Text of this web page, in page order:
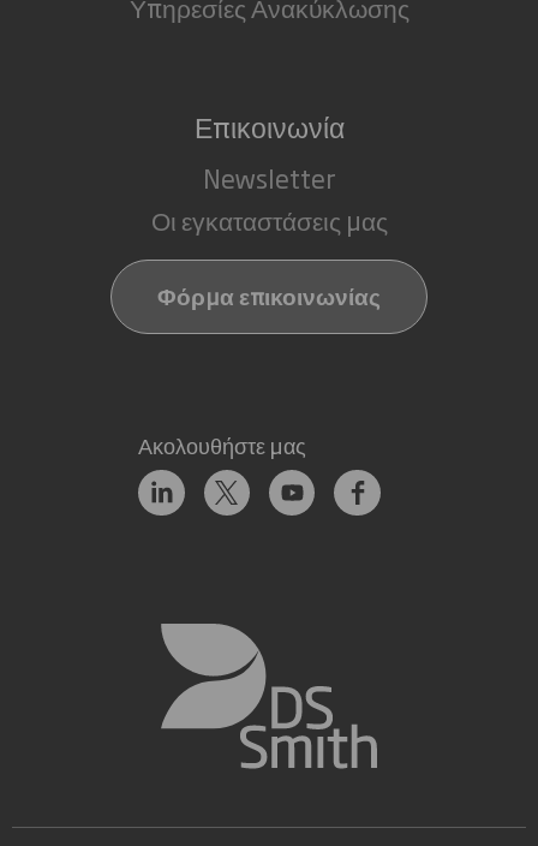
Επικοινωνία
Newsletter
Οι εγκαταστάσεις μας
Φόρμα επικοινωνίας
Ακολουθήστε μας